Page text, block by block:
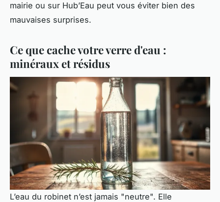
mairie ou sur Hub’Eau peut vous éviter bien des
mauvaises surprises.
Ce que cache votre verre d'eau :
minéraux et résidus
L’eau du robinet n’est jamais "neutre". Elle